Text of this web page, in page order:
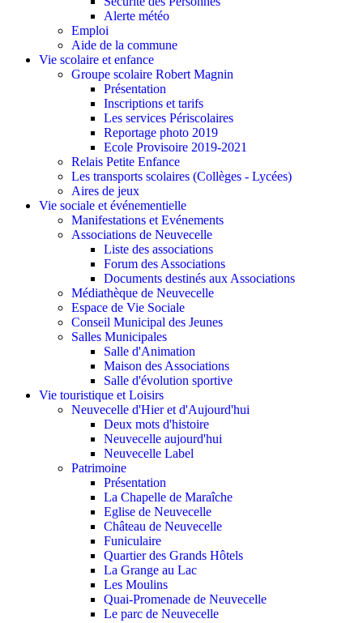
Alerte météo
Emploi
Aide de la commune
Vie scolaire et enfance
Groupe scolaire Robert Magnin
Présentation
Inscriptions et tarifs
Les services Périscolaires
Reportage photo 2019
Ecole Provisoire 2019-2021
Relais Petite Enfance
Les transports scolaires (Collèges - Lycées)
Aires de jeux
Vie sociale et événementielle
Manifestations et Evénements
Associations de Neuvecelle
Liste des associations
Forum des Associations
Documents destinés aux Associations
Médiathèque de Neuvecelle
Espace de Vie Sociale
Conseil Municipal des Jeunes
Salles Municipales
Salle d'Animation
Maison des Associations
Salle d'évolution sportive
Vie touristique et Loisirs
Neuvecelle d'Hier et d'Aujourd'hui
Deux mots d'histoire
Neuvecelle aujourd'hui
Neuvecelle Label
Patrimoine
Présentation
La Chapelle de Maraîche
Eglise de Neuvecelle
Château de Neuvecelle
Funiculaire
Quartier des Grands Hôtels
La Grange au Lac
Les Moulins
Quai-Promenade de Neuvecelle
Le parc de Neuvecelle